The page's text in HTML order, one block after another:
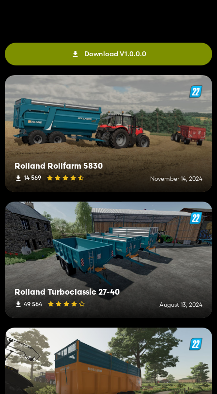
Download V1.0.0.0
Rolland Rollfarm 5830
14 569 November 14, 2024
Rolland Turboclassic 27-40
49 564 August 13, 2024